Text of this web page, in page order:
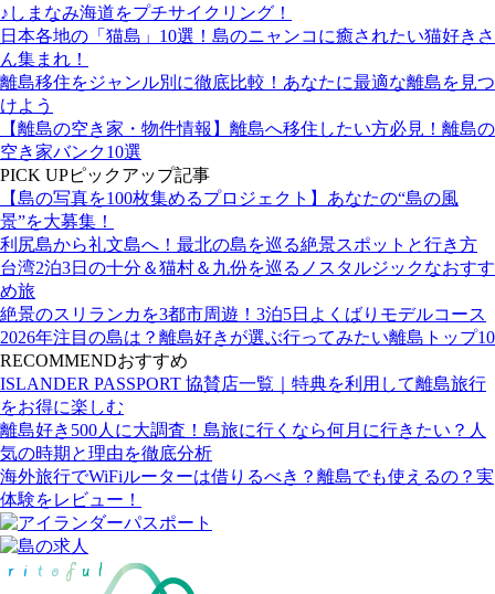
♪しまなみ海道をプチサイクリング！
日本各地の「猫島」10選！島のニャンコに癒されたい猫好きさ
ん集まれ！
離島移住をジャンル別に徹底比較！あなたに最適な離島を見つ
けよう
【離島の空き家・物件情報】離島へ移住したい方必見！離島の
空き家バンク10選
PICK UPピックアップ記事
【島の写真を100枚集めるプロジェクト】あなたの“島の風
景”を大募集！
利尻島から礼文島へ！最北の島を巡る絶景スポットと行き方
台湾2泊3日の十分＆猫村＆九份を巡るノスタルジックなおすす
め旅
絶景のスリランカを3都市周遊！3泊5日よくばりモデルコース
2026年注目の島は？離島好きが選ぶ行ってみたい離島トップ10
RECOMMENDおすすめ
ISLANDER PASSPORT 協賛店一覧｜特典を利用して離島旅行
をお得に楽しむ
離島好き500人に大調査！島旅に行くなら何月に行きたい？人
気の時期と理由を徹底分析
海外旅行でWiFiルーターは借りるべき？離島でも使えるの？実
体験をレビュー！